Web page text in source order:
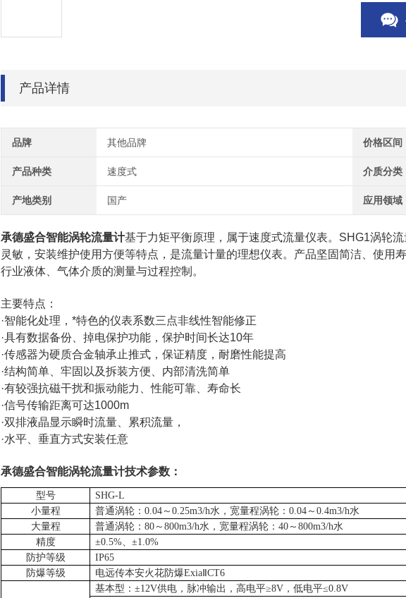
产品详情
品牌 其他品牌 价格区间
产品种类 速度式 介质分类
产地类别 国产 应用领域
承德盛合智能涡轮流量计基于力矩平衡原理，属于速度式流量仪表。SHG1涡轮
灵敏，安装维护使用方便等特点，是流量计量的理想仪表。产品坚固简洁、使用
行业液体、气体介质的测量与过程控制。
主要特点：
·智能化处理，*特色的仪表系数三点非线性智能修正
·具有数据备份、掉电保护功能，保护时间长达10年
·传感器为硬质合金轴承止推式，保证精度，耐磨性能提高
·结构简单、牢固以及拆装方便、内部清洗简单
·有较强抗磁干扰和振动能力、性能可靠、寿命长
·信号传输距离可达1000m
·双排液晶显示瞬时流量、累积流量，
·水平、垂直方式安装任意
承德盛合智能涡轮流量计技术参数：
型号
SHG-L
小量程
普通涡轮： 0.04～0.25m3/h水，宽量程涡轮：0.04～0.4m3/h水
大量程
普通涡轮： 80～800m3/h水，宽量程涡轮：40～800m3/h水
精度
±0.5%、±1.0%
防护等级
IP65
防爆等级
电远传本安火花防爆ExiaⅡCT6
基本型 ： ±12V供电，脉冲输出，高电平≥8V，低电平≤0.8V